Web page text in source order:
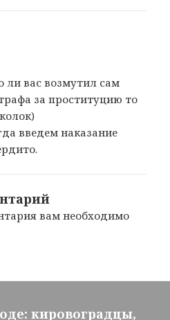
ли вас возмутил сам
за проституцию то
введем наказание
вам необходимо
кировоградцы,